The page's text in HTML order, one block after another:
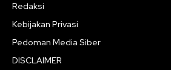
Redaksi
Kebijakan Privasi
Pedoman Media Siber
DISCLAIMER